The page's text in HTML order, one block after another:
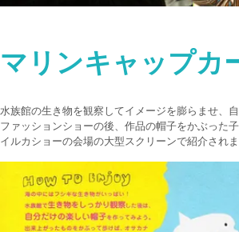
マリンキャップカ
水族館の生き物を観察してイメージを膨らませ、
ファッションショーの後、作品の帽子をかぶった子
イルカショーの会場の大型スクリーンで紹介されま